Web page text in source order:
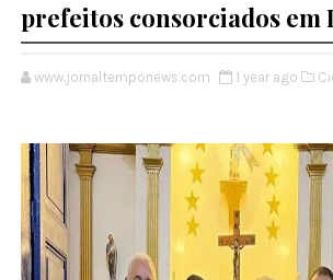
prefeitos consorciados em
www.jornaltemponews.com 1 year ago